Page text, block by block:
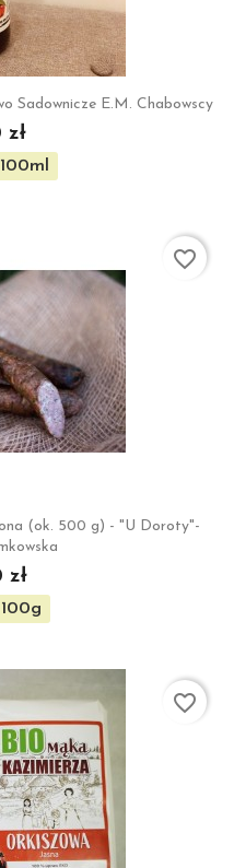
Sadownicze E.M. Chabowscy
zł
(ok. 500 g) - "U Doroty"-
zł
favorite_border
favorite_border